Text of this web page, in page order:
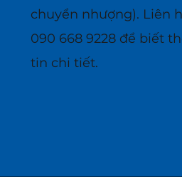
chuyển nhượng). Liên
090 668 9228 để biết
tin chi tiết.